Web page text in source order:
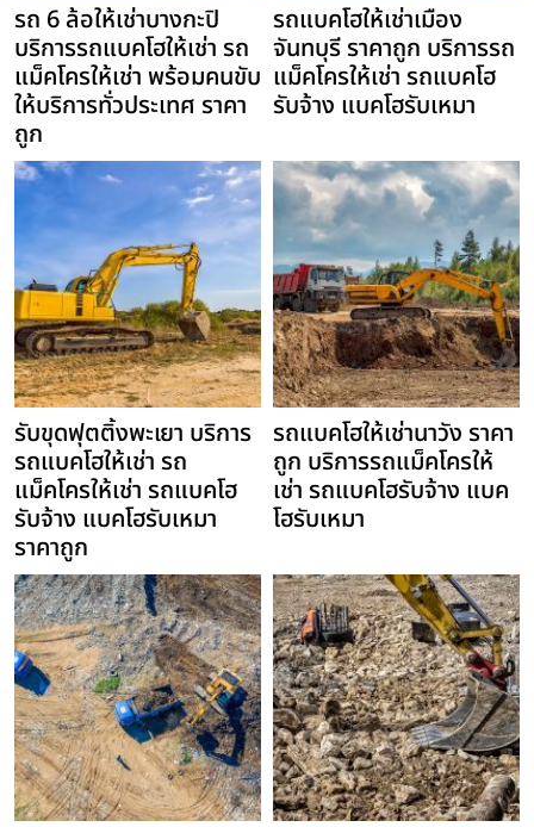
รถ 6 ล้อให้เช่าบางกะปิ
บริการรถแบคโฮให้เช่า รถ
แม็คโครให้เช่า พร้อมคนขับ
ให้บริการทั่วประเทศ ราคา
ถูก
รถแบคโฮให้เช่าเมือง
จันทบุรี ราคาถูก บริการรถ
แม็คโครให้เช่า รถแบคโฮ
รับจ้าง แบคโฮรับเหมา
รับขุดฟุตติ้งพะเยา บริการ
รถแบคโฮให้เช่า รถ
แม็คโครให้เช่า รถแบคโฮ
รับจ้าง แบคโฮรับเหมา
ราคาถูก
รถแบคโฮให้เช่านาวัง ราคา
ถูก บริการรถแม็คโครให้
เช่า รถแบคโฮรับจ้าง แบค
โฮรับเหมา